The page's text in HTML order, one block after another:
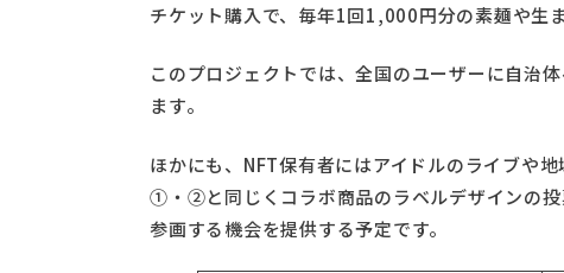
チケット購入で、毎年1回1,000円分の素麺や生
このプロジェクトでは、全国のユーザーに自治
ます。
ほかにも、NFT保有者にはアイドルのライブや
①・②と同じくコラボ商品のラベルデザインの
参画する機会を提供する予定です。